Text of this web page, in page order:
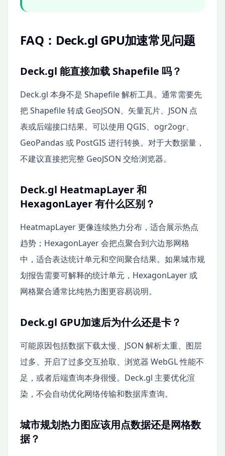
FAQ：Deck.gl GPU加速常见问题
Deck.gl 能直接加载 Shapefile 吗？
Deck.gl 本身不是 Shapefile 解析工具。通常需要先
把 Shapefile 转成 GeoJSON、矢量瓦片、JSON 点
表或后端接口结果。可以使用 QGIS、ogr2ogr、
GeoPandas 或 PostGIS 进行转换。对于大数据量，
不建议直接把完整 GeoJSON 交给浏览器。
Deck.gl HeatmapLayer 和
HexagonLayer 有什么区别？
HeatmapLayer 更像连续热力分布，适合展示热点
趋势；HexagonLayer 会把点聚合到六边形网格
中，适合表达统计单元和空间聚合结果。如果城市规
划报告需要可解释的统计单元，HexagonLayer 或
网格聚合通常比纯热力图更容易说明。
Deck.gl GPU加速后为什么还是卡？
可能原因包括数据下载太慢、JSON 解析太重、图层
过多、开启了过多交互拾取、浏览器 WebGL 性能不
足，或者后端查询本身很慢。Deck.gl 主要优化渲
染，不会自动优化网络传输和数据库查询。
城市规划热力图应该用点数据还是网格数
据？